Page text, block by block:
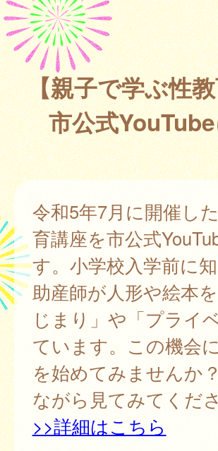
【親子で学ぶ性
市公式
令和5年7月に開催し
育講座を市公式
す。小学校入学前に
助産師が人形や絵本
じまり」や「プライ
ています。この機会
を始めてみませんか
ながら見てみてくださ
>>詳細はこちら